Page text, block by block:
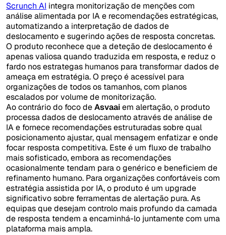
Scrunch AI integra monitorização de menções com
análise alimentada por IA e recomendações estratégicas,
automatizando a interpretação de dados de
deslocamento e sugerindo ações de resposta concretas.
O produto reconhece que a deteção de deslocamento é
apenas valiosa quando traduzida em resposta, e reduz o
fardo nos estrategas humanos para transformar dados de
ameaça em estratégia. O preço é acessível para
organizações de todos os tamanhos, com planos
escalados por volume de monitorização.
Ao contrário do foco deAsvaaiem alertação, o produto
processa dados de deslocamento através de análise de
IA e fornece recomendações estruturadas sobre qual
posicionamento ajustar, qual mensagem enfatizar e onde
focar resposta competitiva. Este é um fluxo de trabalho
mais sofisticado, embora as recomendações
ocasionalmente tendam para o genérico e beneficiem de
refinamento humano. Para organizações confortáveis com
estratégia assistida por IA, o produto é um upgrade
significativo sobre ferramentas de alertação pura. As
equipas que desejam controlo mais profundo da camada
de resposta tendem a encaminhá-lo juntamente com uma
plataforma mais ampla.